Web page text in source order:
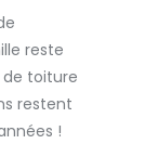
reste
toiture
restent
!